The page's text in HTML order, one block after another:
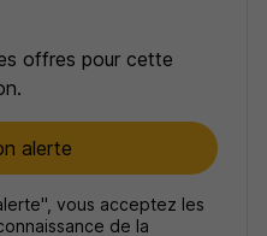
offres pour cette
alerte
vous acceptez les
de la